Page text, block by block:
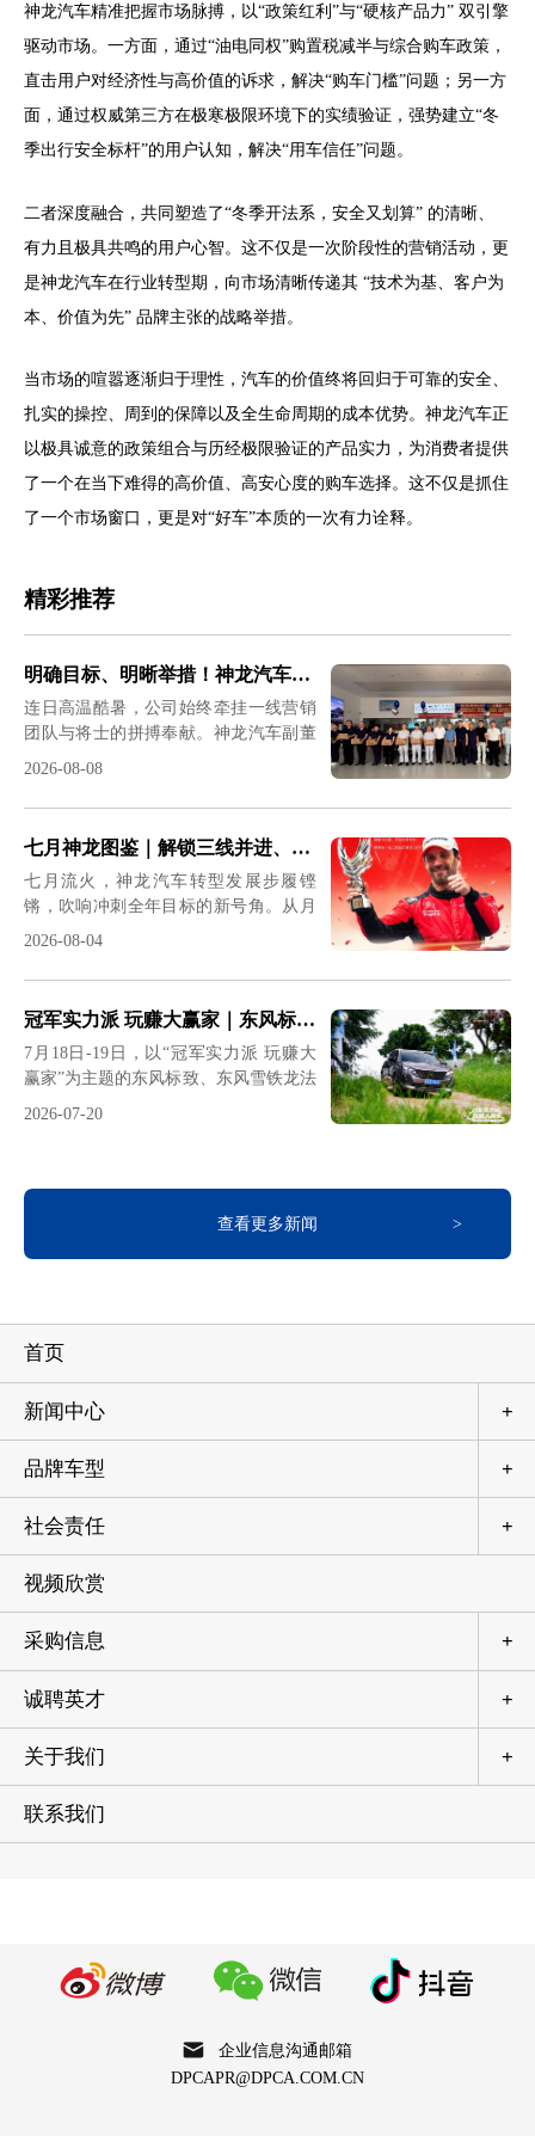
神龙汽车精准把握市场脉搏，以“政策红利”与“硬核产品力” 双引擎
驱动市场。一方面，通过“油电同权”购置税减半与综合购车政策，
直击用户对经济性与高价值的诉求，解决“购车门槛”问题；另一方
面，通过权威第三方在极寒极限环境下的实绩验证，强势建立“冬
季出行安全标杆”的用户认知，解决“用车信任”问题。
二者深度融合，共同塑造了“冬季开法系，安全又划算” 的清晰、
有力且极具共鸣的用户心智。这不仅是一次阶段性的营销活动，更
是神龙汽车在行业转型期，向市场清晰传递其 “技术为基、客户为
本、价值为先” 品牌主张的战略举措。
当市场的喧嚣逐渐归于理性，汽车的价值终将回归于可靠的安全、
扎实的操控、周到的保障以及全生命周期的成本优势。神龙汽车正
以极具诚意的政策组合与历经极限验证的产品实力，为消费者提供
了一个在当下难得的高价值、高安心度的购车选择。这不仅是抓住
了一个市场窗口，更是对“好车”本质的一次有力诠释。
精彩推荐
明确目标、明晰举措！神龙汽车领导班子与一线共战
连日高温酷暑，公司始终牵挂一线营销
团队与将士的拼搏奉献。神龙汽车副董
兴分赴全国重点区域开展高温慰问，并
将士送去高温关怀的同时，围绕月度目
标与营销举措深入研讨，凝聚攻坚共
识，为打赢2026转型关键年攻坚战注入
强劲动力。&nbsp;神龙汽车副董事长、
场，先后来到潍坊鑫华厦、德州元盛鑫
喜、济南志和永茂等区域网点，看望慰
问高温下坚守岗位的网点一线销售和售
后员工，并就DFSW营销战
2026-08-08
七月神龙图鉴｜解锁三线并进、稳步突围的奋进惊喜
七月流火，神龙汽车转型发展步履铿
锵，吹响冲刺全年目标的新号角。从月
初营销冲锋到年中战略定调；从赛场荣
——这个7月，神龙汽车以战略定力、
市场战力、品牌温度三条主线，按下
了“神龙复兴三年行动”的加速键。
&nbsp;7月1日｜冲锋号吹响&nbsp;营销
宣贯会拉开下半年序幕7月首日，公司
营销总部召开7月营销策略与商务行动
程。以战略定力锚定航向、以执
2026-08-04
冠军实力派 玩赚大赢家｜东风标致、东风雪铁龙法系驾控体验营燃动六城
7月18日-19日，以“冠军实力派 玩赚大
赢家”为主题的东风标致、东风雪铁龙法
系驾控体验营同步落地石家庄、郑州、
本次活动以沉浸式全场景试驾为核心，
搭配各地特色互动体验、车型静态品
鉴，叠加七月专属宠粉购车政策，让到
沉浸式试驾 实测法系车硬核驾控功底本
次法系驾控体验营囊括了静态展车、城
市道路试驾、专业科目试驾等多个线下
场景，东风雪铁龙新款凡尔赛
2026-07-20
查看更多新闻
首页
+
新闻中心
+
品牌车型
+
社会责任
视频欣赏
+
采购信息
+
诚聘英才
+
关于我们
联系我们
企业信息沟通邮箱
DPCAPR@DPCA.COM.CN